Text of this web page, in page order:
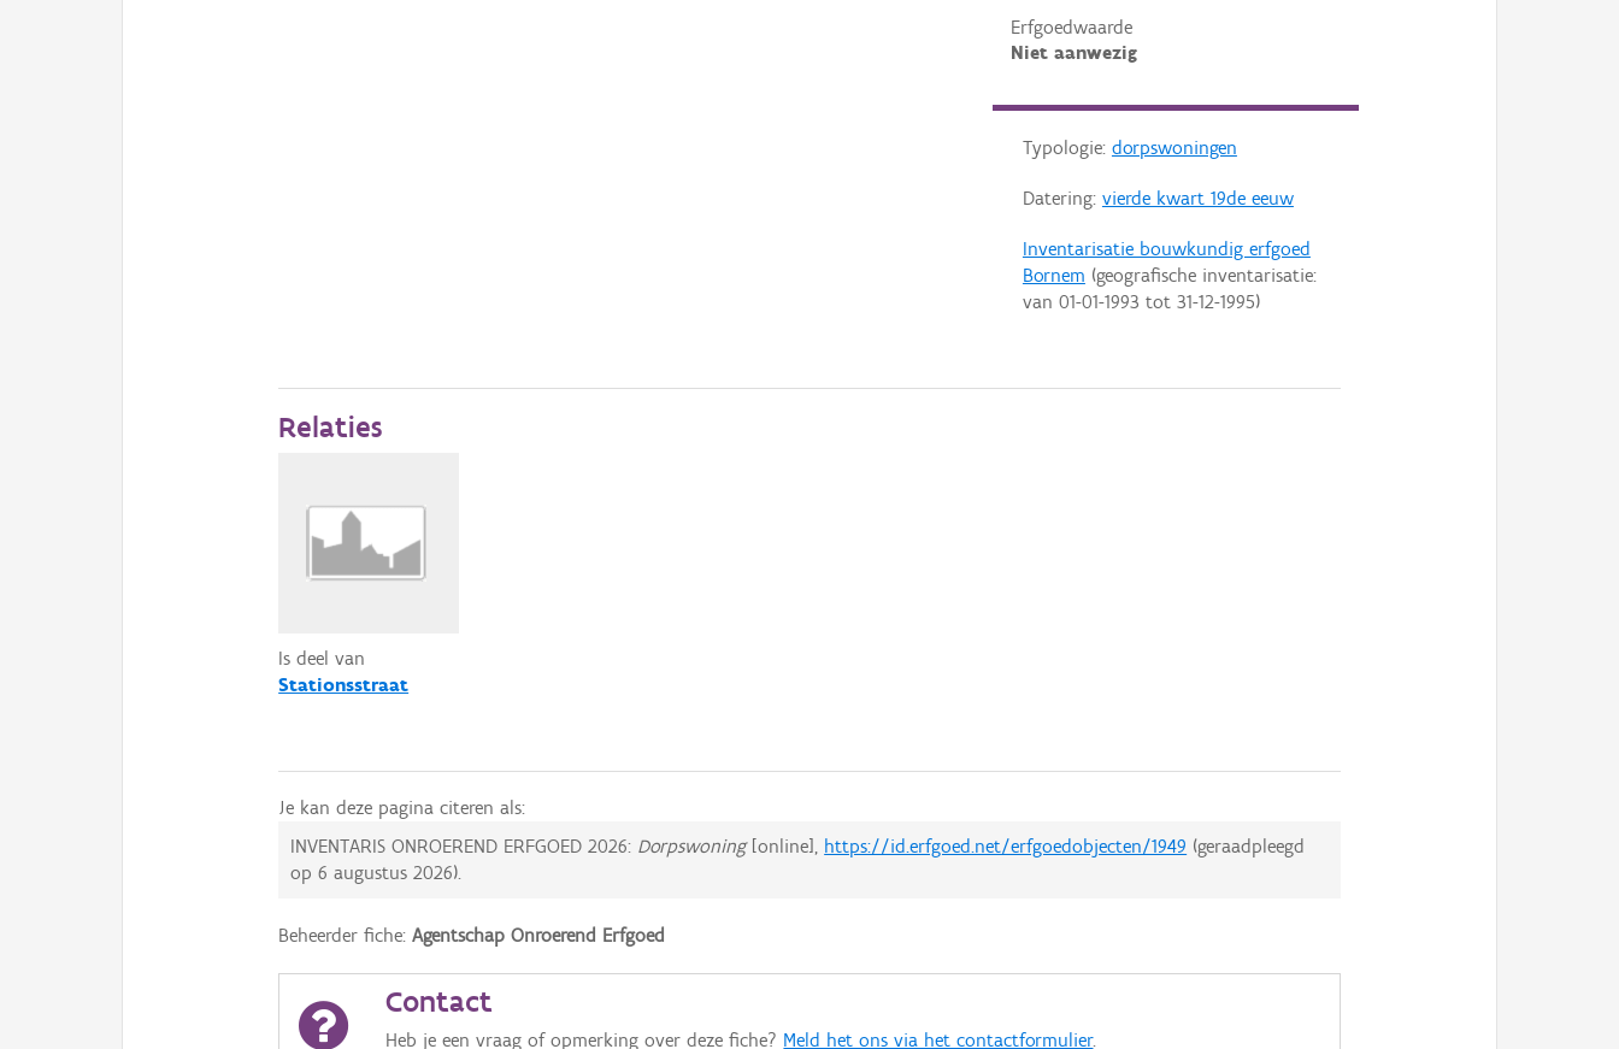
Erfgoedwaarde
Niet aanwezig
Typologie: dorpswoningen
Datering: vierde kwart 19de eeuw
Inventarisatie bouwkundig erfgoed
Bornem (geografische inventarisatie:
van 01-01-1993 tot 31-12-1995)
Relaties
Is deel van
Stationsstraat
Je kan deze pagina citeren als:
INVENTARIS ONROEREND ERFGOED 2026: Dorpswoning[online], https://id.erfgoed.net/erfgoedobjecten/1949 (geraadpleegd
op6 augustus 2026).
Beheerder fiche:Agentschap Onroerend Erfgoed
Contact
Heb je een vraag of opmerking over deze fiche? Meld het ons via het contactformulier.